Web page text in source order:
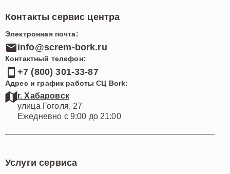
Контакты сервис центра
Электронная почта:
info@screm-bork.ru
Контактный телефон:
+7 (800) 301-33-87
Адрес и график работы СЦ Bork:
г. Хабаровск
улица Гоголя, 27
Ежедневно с 9:00 до 21:00
Услуги сервиса